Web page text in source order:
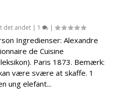
det andet | 1 |
Ingredienser: Alexandre
de Cuisine
Paris 1873. Bemærk:
være svære at skaffe. 1
ung elefant...